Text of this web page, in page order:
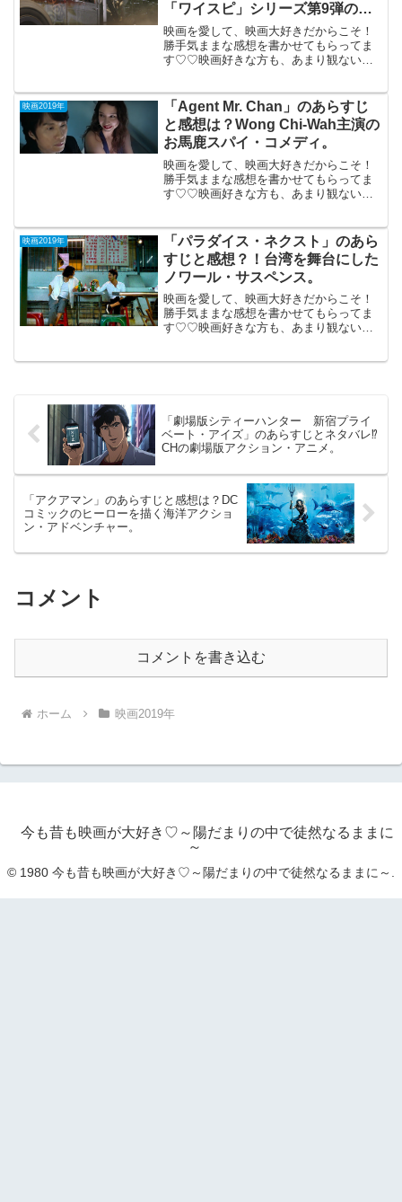
「ワイスピ」シリーズ第9弾のア
クション超大作。
映画を愛して、映画大好きだからこそ！
勝手気ままな感想を書かせてもらってま
す♡♡映画好きな方も、あまり観ない方
（136分）大ヒット「ワイスピ」シリーズ
第9弾...
映画2019年
「Agent Mr. Chan」のあらすじ
と感想は？Wong Chi-Wah主演の
お馬鹿スパイ・コメディ。
映画を愛して、映画大好きだからこそ！
勝手気ままな感想を書かせてもらってま
す♡♡映画好きな方も、あまり観ない方
メディアンWong Chi-Wah主...
映画2019年
「パラダイス・ネクスト」のあら
すじと感想？！台湾を舞台にした
ノワール・サスペンス。
映画を愛して、映画大好きだからこそ！
勝手気ままな感想を書かせてもらってま
す♡♡映画好きな方も、あまり観ない方
「劇場版シティーハンター 新宿プライ
ベート・アイズ」のあらすじとネタバレ⁉︎
CHの劇場版アクション・アニメ。
「アクアマン」のあらすじと感想は？DC
コミックのヒーローを描く海洋アクショ
ン・アドベンチャー。
コメント
コメントを書き込む
ホーム 映画2019年
今も昔も映画が大好き♡～陽だまりの中で徒然なるままに
～
© 1980 今も昔も映画が大好き♡～陽だまりの中で徒然なるままに～.